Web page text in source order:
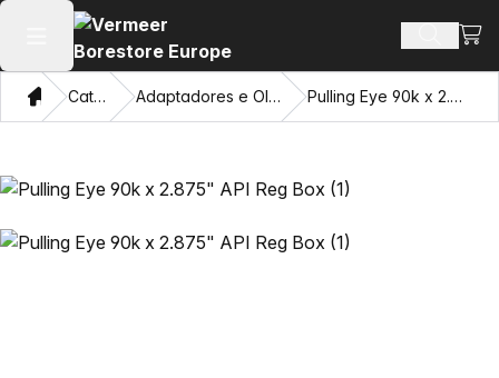
Abrir menu principal Busca
Ver
Casa Catálogo Adaptadores e Olhos Puxadores Pulling Eye 90k x 2.875" API Reg Box